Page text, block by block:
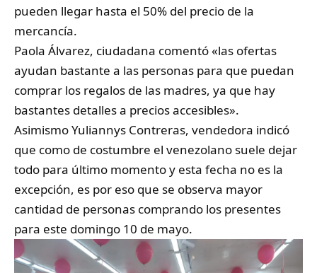
pueden llegar hasta el 50% del precio de la
mercancía.
Paola Álvarez, ciudadana comentó «las ofertas
ayudan bastante a las personas para que puedan
comprar los regalos de las madres, ya que hay
bastantes detalles a precios accesibles».
Asimismo Yuliannys Contreras, vendedora indicó
que como de costumbre el venezolano suele dejar
todo para último momento y esta fecha no es la
excepción, es por eso que se observa mayor
cantidad de personas comprando los presentes
para este domingo 10 de mayo.